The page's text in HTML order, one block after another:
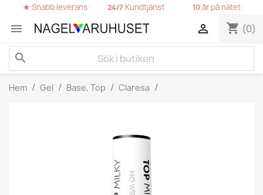
★Snabb leverans 24/7 Kundtjänst 10år på nätet
 shopping_cart (0)

search
Hem Gel Base, Top Claresa